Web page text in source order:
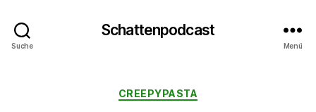
Suche
Schattenpodcast
Menü
Kategorien
CREEPYPASTA